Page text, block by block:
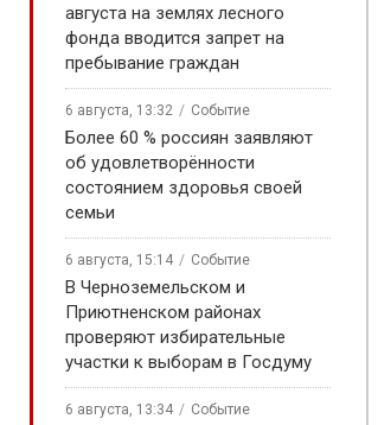
августа на землях лесного
фонда вводится запрет на
пребывание граждан
6 августа, 13:32 Событие
Более 60 % россиян заявляют
об удовлетворённости
состоянием здоровья своей
семьи
6 августа, 15:14 Событие
В Черноземельском и
Приютненском районах
проверяют избирательные
участки к выборам в Госдуму
6 августа, 13:34 Событие